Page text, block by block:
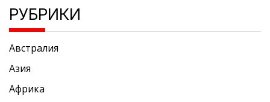
РУБРИКИ
Австралия
Азия
Африка